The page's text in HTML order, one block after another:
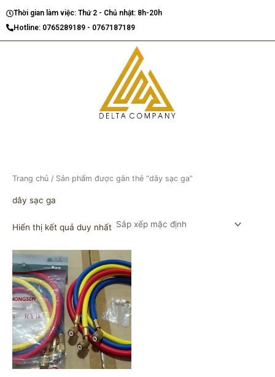
tới
nội
Thời gian làm việc: Thứ 2 - Chủ nhật: 8h-20h
Hotline: 0765289189 - 0767187189
Trang chủ / Sản phẩm được gắn thẻ “dây sạc ga”
dây sạc ga
Hiển thị kết quả duy nhất